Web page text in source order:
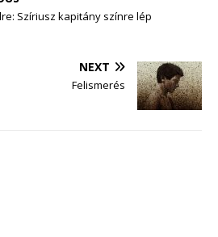
Szíriusz kapitány színre lép
NEXT
Felismerés